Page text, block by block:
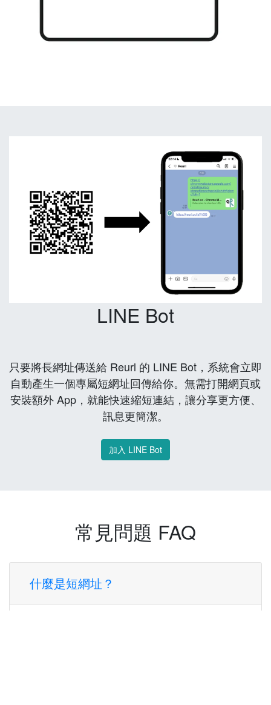
LINE Bot
只要將長網址傳送給 Reurl 的 LINE Bot，系統會立即
自動產生一個專屬短網址回傳給你。無需打開網頁或
安裝額外 App，就能快速縮短連結，讓分享更方便、
訊息更簡潔。
加入 LINE Bot
常見問題 FAQ
什麼是短網址？